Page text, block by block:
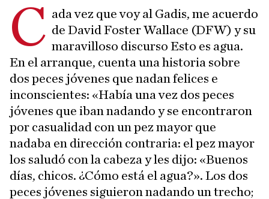
C ada vez que voy al Gadis, me acuerdo
de David Foster Wallace (DFW) y su
maravilloso discurso Esto es agua.
En el arranque, cuenta una historia sobre
dos peces jóvenes que nadan felices e
inconscientes: «Había una vez dos peces
jóvenes que iban nadando y se encontraron
por casualidad con un pez mayor que
nadaba en dirección contraria: el pez mayor
los saludó con la cabeza y les dijo: «Buenos
días, chicos. ¿Cómo está el agua?». Los dos
peces jóvenes siguieron nadando un trecho;